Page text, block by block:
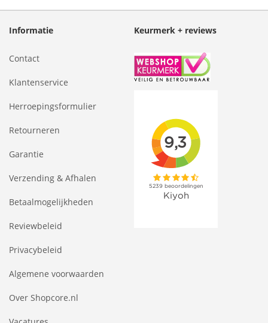
Informatie
Contact
Klantenservice
Herroepingsformulier
Retourneren
Garantie
Verzending & Afhalen
Betaalmogelijkheden
Reviewbeleid
Privacybeleid
Algemene voorwaarden
Over Shopcore.nl
Keurmerk + reviews